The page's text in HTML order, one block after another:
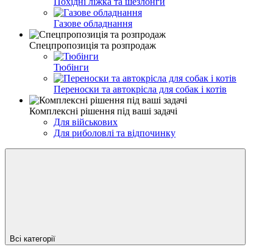
Газове обладнання
Спецпропозиція та розпродаж
Тюбінги
Переноски та автокрісла для собак і котів
Комплексні рішення під ваші задачі
Для військових
Для риболовлі та відпочинку
Всі категорії